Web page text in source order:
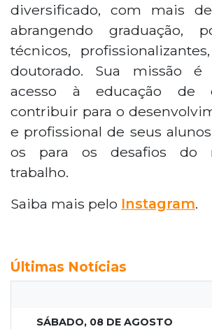
diversificado, com mais
abrangendo graduação,
técnicos,
doutorado. Sua missão
acesso à educação de
contribuir para o
e profissional de seus
os para os desafios do
trabalho.
Saiba mais pelo Instagram.
Últimas Notícias
SÁBADO, 08 DE AGOSTO